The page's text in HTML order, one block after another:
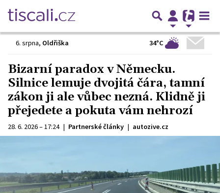
6. srpna, Oldřiška 34°C
Bizarní paradox v Německu.
Silnice lemuje dvojitá čára, tamní
zákon ji ale vůbec nezná. Klidně ji
přejedete a pokuta vám nehrozí
28. 6. 2026 – 17:24 | Partnerské články | autozive.cz